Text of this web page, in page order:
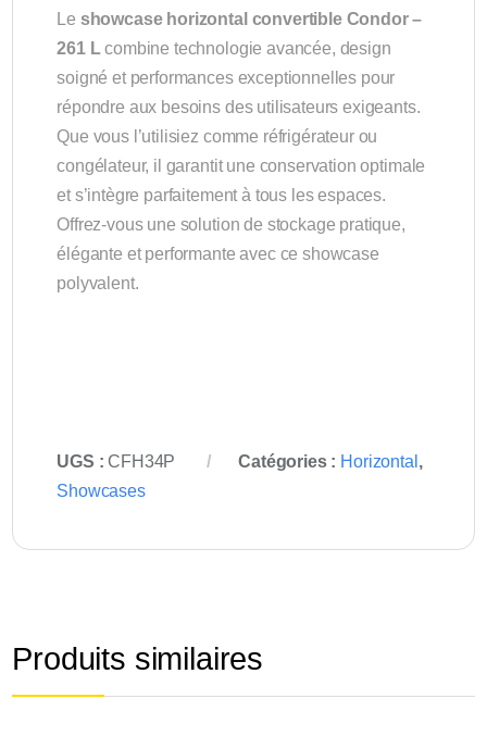
Le showcase horizontal convertible Condor –
261 Lcombine technologie avancée, design
soigné et performances exceptionnelles pour
répondre aux besoins des utilisateurs exigeants.
Que vous l’utilisiez comme réfrigérateur ou
congélateur, il garantit une conservation optimale
et s’intègre parfaitement à tous les espaces.
Offrez-vous une solution de stockage pratique,
élégante et performante avec ce showcase
polyvalent.
UGS :CFH34P Catégories : Horizontal ,
Showcases
Produits similaires